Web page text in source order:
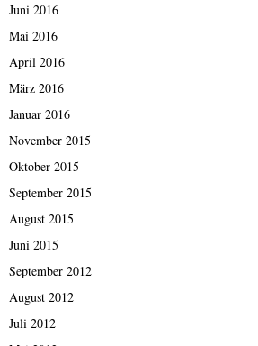
Juni 2016
Mai 2016
April 2016
März 2016
Januar 2016
November 2015
Oktober 2015
September 2015
August 2015
Juni 2015
September 2012
August 2012
Juli 2012